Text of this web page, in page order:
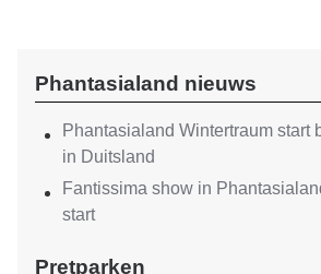
Phantasialand nieuws
Phantasialand Wintertraum start
in Duitsland
Fantissima show in
start
Pretparken